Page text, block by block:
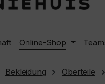
Online-Shop
Bekleidung Oberteile